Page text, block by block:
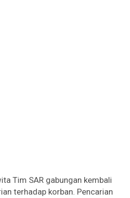
Tim SAR gabungan kembali
terhadap korban. Pencarian